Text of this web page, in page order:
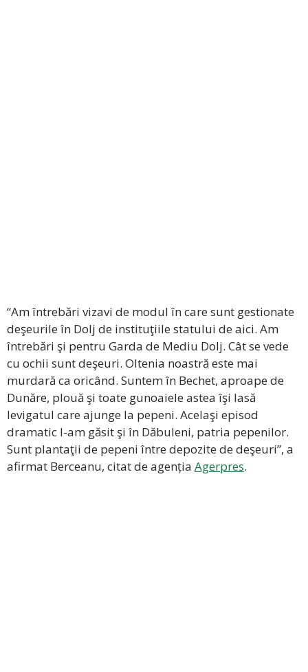
“Am întrebări vizavi de modul în care sunt gestionate
deşeurile în Dolj de instituţiile statului de aici. Am
întrebări şi pentru Garda de Mediu Dolj. Cât se vede
cu ochii sunt deşeuri. Oltenia noastră este mai
murdară ca oricând. Suntem în Bechet, aproape de
Dunăre, plouă şi toate gunoaiele astea îşi lasă
levigatul care ajunge la pepeni. Acelaşi episod
dramatic l-am găsit şi în Dăbuleni, patria pepenilor.
Sunt plantaţii de pepeni între depozite de deşeuri”, a
afirmat Berceanu, citat de agenția Agerpres.